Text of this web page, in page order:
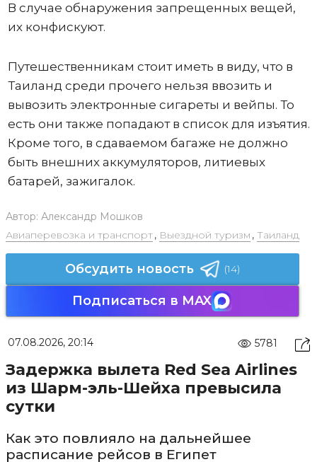
В случае обнаружения запрещенных вещей,
их конфискуют.
Путешественникам стоит иметь в виду, что в
Таиланд среди прочего нельзя ввозить и
вывозить электронные сигареты и вейпы. То
есть они также попадают в список для изъятия.
Кроме того, в сдаваемом багаже не должно
быть внешних аккумуляторов, литиевых
батарей, зажигалок.
Автор: Александр Мошков
Авиаперевозка и транспорт, Выездной туризм , Таиланд
Обсудить новость (14)
Подписаться в MAX
07.08.2026, 20:14 5781
Задержка вылета Red Sea Airlines
из Шарм-эль-Шейха превысила
сутки
Как это повлияло на дальнейшее
расписание рейсов в Египет